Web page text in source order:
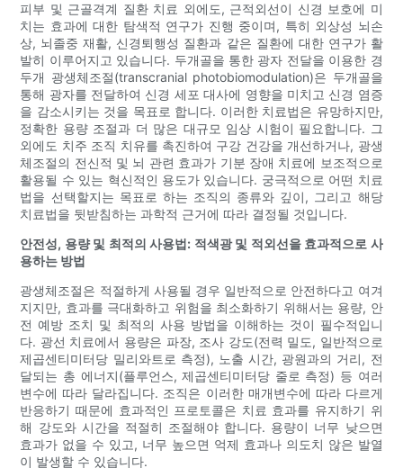
피부 및 근골격계 질환 치료 외에도, 근적외선이 신경 보호에 미
치는 효과에 대한 탐색적 연구가 진행 중이며, 특히 외상성 뇌손
상, 뇌졸중 재활, 신경퇴행성 질환과 같은 질환에 대한 연구가 활
발히 이루어지고 있습니다. 두개골을 통한 광자 전달을 이용한 경
두개 광생체조절(transcranial photobiomodulation)은 두개골을
통해 광자를 전달하여 신경 세포 대사에 영향을 미치고 신경 염증
을 감소시키는 것을 목표로 합니다. 이러한 치료법은 유망하지만,
정확한 용량 조절과 더 많은 대규모 임상 시험이 필요합니다. 그
외에도 치주 조직 치유를 촉진하여 구강 건강을 개선하거나, 광생
체조절의 전신적 및 뇌 관련 효과가 기분 장애 치료에 보조적으로
활용될 수 있는 혁신적인 용도가 있습니다. 궁극적으로 어떤 치료
법을 선택할지는 목표로 하는 조직의 종류와 깊이, 그리고 해당
치료법을 뒷받침하는 과학적 근거에 따라 결정될 것입니다.
안전성, 용량 및 최적의 사용법: 적색광 및 적외선을 효과적으로 사
용하는 방법
광생체조절은 적절하게 사용될 경우 일반적으로 안전하다고 여겨
지지만, 효과를 극대화하고 위험을 최소화하기 위해서는 용량, 안
전 예방 조치 및 최적의 사용 방법을 이해하는 것이 필수적입니
다. 광선 치료에서 용량은 파장, 조사 강도(전력 밀도, 일반적으로
제곱센티미터당 밀리와트로 측정), 노출 시간, 광원과의 거리, 전
달되는 총 에너지(플루언스, 제곱센티미터당 줄로 측정) 등 여러
변수에 따라 달라집니다. 조직은 이러한 매개변수에 따라 다르게
반응하기 때문에 효과적인 프로토콜은 치료 효과를 유지하기 위
해 강도와 시간을 적절히 조절해야 합니다. 용량이 너무 낮으면
효과가 없을 수 있고, 너무 높으면 억제 효과나 의도치 않은 발열
이 발생할 수 있습니다.